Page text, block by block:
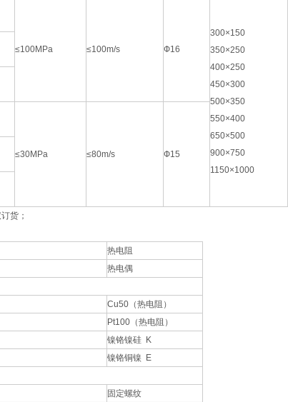
≤100MPa ≤100m/s Ф16
300×150
350×250
400×250
450×300
500×350
550×400
650×500
900×750
1150×1000
≤30MPa ≤80m/s Ф15
货；
热电阻
热电偶
Cu50（热电阻）
Pt100（热电阻）
镍铬镍硅 K
镍铬铜镍 E
固定螺纹